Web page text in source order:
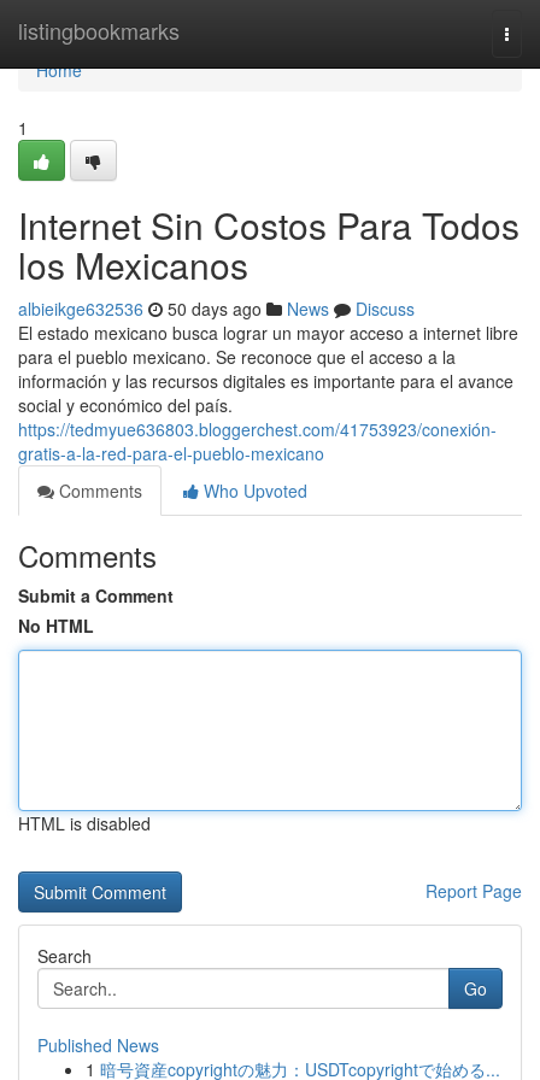
listingbookmarks
Home
Home
1
Internet Sin Costos Para Todos
los Mexicanos
albieikge632536 50 days ago News
Discuss
El estado mexicano busca lograr un mayor acceso a internet libre
para el pueblo mexicano. Se reconoce que el acceso a la
información y las recursos digitales es importante para el avance
social y económico del país.
https://tedmyue636803.bloggerchest.com/41753923/conexión-
gratis-a-la-red-para-el-pueblo-mexicano
Comments
Who Upvoted
Comments
Submit a Comment
No HTML
HTML is disabled
Report Page
Search
Go
Published News
1 暗号資産copyrightの魅力：USDTcopyrightで始める...